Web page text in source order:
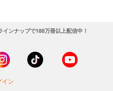
ンナップで188万冊以上配信中！
イン